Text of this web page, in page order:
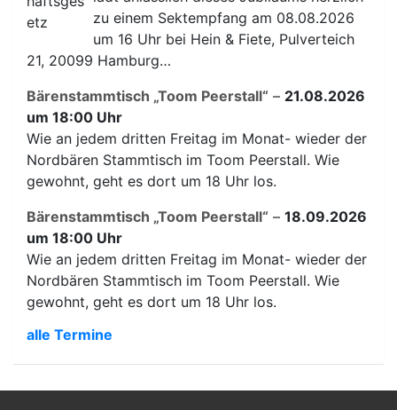
zu einem Sektempfang am 08.08.2026
um 16 Uhr bei Hein & Fiete, Pulverteich
21, 20099 Hamburg…
Bärenstammtisch „Toom Peerstall“ – 21.08.2026
um 18:00 Uhr
Wie an jedem dritten Freitag im Monat- wieder der
Nordbären Stammtisch im Toom Peerstall. Wie
gewohnt, geht es dort um 18 Uhr los.
Bärenstammtisch „Toom Peerstall“ – 18.09.2026
um 18:00 Uhr
Wie an jedem dritten Freitag im Monat- wieder der
Nordbären Stammtisch im Toom Peerstall. Wie
gewohnt, geht es dort um 18 Uhr los.
alle Termine